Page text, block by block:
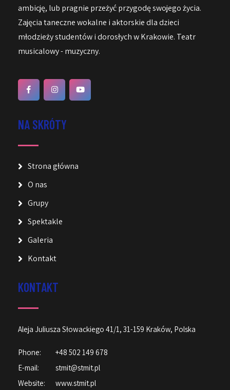
ambicję, lub pragnie przeżyć przygodę swojego życia.
Zajęcia taneczne wokalne i aktorskie dla dzieci
młodzieży studentów i dorosłych w Krakowie. Teatr
musicalowy - muzyczny.
NA SKRÓTY
Strona główna
O nas
Grupy
Spektakle
Galeria
Kontakt
KONTAKT
Aleja Juliusza Słowackiego 41/1, 31-159 Kraków, Polska
Phone:
+48 502 149 678
E-mail:
stmit@stmit.pl
Website:
www.stmit.pl